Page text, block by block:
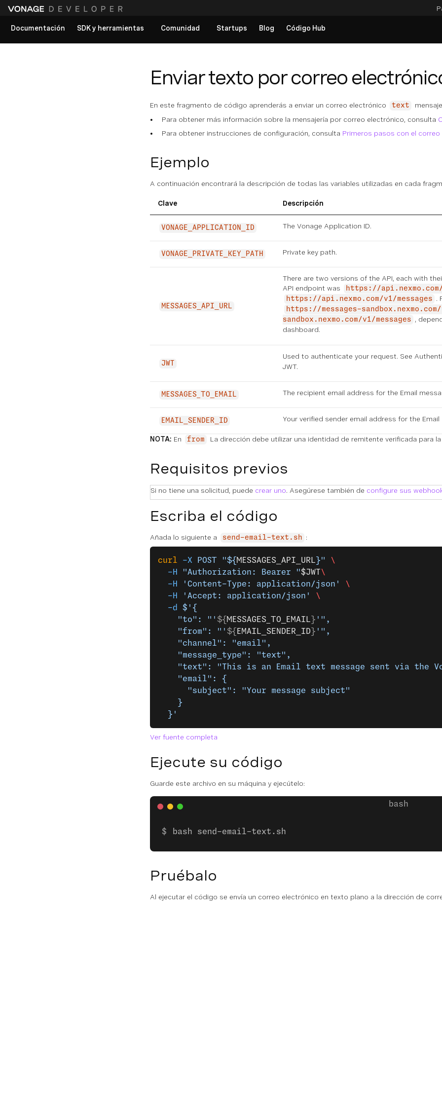
Documentación SDK y herramientas Comunidad Startups Blog Código Hub
Enviar texto por correo
En este fragmento de código aprenderás a enviar un correo electrónico text
Para obtener más información sobre la mensajería por correo electrónico, consulta
Para obtener instrucciones de configuración, consulta Primeros pasos con el
Ejemplo
A continuación encontrará la descripción de todas las variables utilizadas en cada
Clave Descripción
VONAGE_APPLICATION_ID The Vonage Application ID.
VONAGE_PRIVATE_KEY_PATH Private key path.
MESSAGES_API_URL
There are two versions of the API, each with
API endpoint was
https://api.nexmo.com/
https://api.nexmo.com/v1/messages
.
https://messages-
sandbox.nexmo.com/v1/messages
,
dashboard.
JWT
Used to authenticate your request. See
JWT.
MESSAGES_TO_EMAIL The recipient email address for the Email
EMAIL_SENDER_ID Your verified sender email address for the Email
NOTA: En from La dirección debe utilizar una identidad de remitente verificada para
Requisitos previos
Si no tiene una solicitud, puede crear uno. Asegúrese también de configure sus
Escriba el código
Añada lo siguiente a send-email-text.sh :
curl -X POST "${ MESSAGES_API_URL }"
\
  -H
"Authorization: Bearer "$JWT\
  -H
'Content-Type: application/json'
\
  -H
'Accept: application/json'
\
  -d
$'{
    "to": "'
${ MESSAGES_TO_EMAIL } '",
    "from": "'
${ EMAIL_SENDER_ID } '",
    "channel": "email",
    "message_type": "text",
"text": "This is an Email text message sent via the
    "email": {
      "subject": "Your message subject"
    }
  }'
Ver fuente completa
Ejecute su código
Guarde este archivo en su máquina y ejecútelo:
bash send-email-text.sh
Pruébalo
Al ejecutar el código se envía un correo electrónico en texto plano a la dirección de